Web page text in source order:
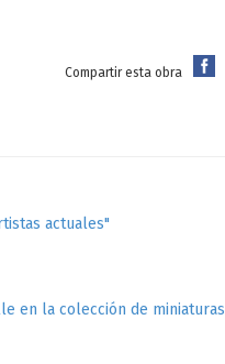
Compartir esta obra
actuales"
en la colección de miniaturas